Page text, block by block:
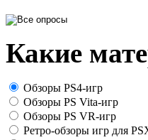
Какие
Обзоры PS4-игр
Обзоры PS Vita-игр
Обзоры PS VR-игр
Ретро-обзоры игр для